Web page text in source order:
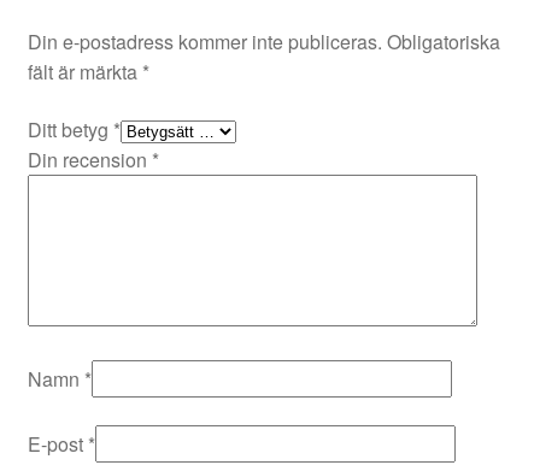
Din e-postadress kommer inte publiceras. Obligatoriska
fält är märkta *
Ditt betyg *
Din recension *
Namn *
E-post *